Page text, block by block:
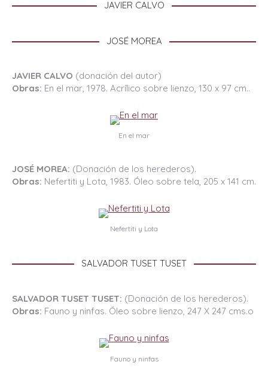
JAVIER CALVO
JOSÉ MOREA
JAVIER CALVO (donación del autor)
Obras: En el mar, 1978. Acrílico sobre lienzo, 130 x 97 cm..
En el mar
JOSÉ MOREA: (Donación de los herederos).
Obras: Nefertiti y Lota, 1983. Óleo sobre tela, 205 x 141 cm.
Nefertiti y Lota
SALVADOR TUSET TUSET
SALVADOR TUSET TUSET: (Donación de los herederos).
Obras: Fauno y ninfas. Óleo sobre lienzo, 247 X 247 cms.o
Fauno y ninfas